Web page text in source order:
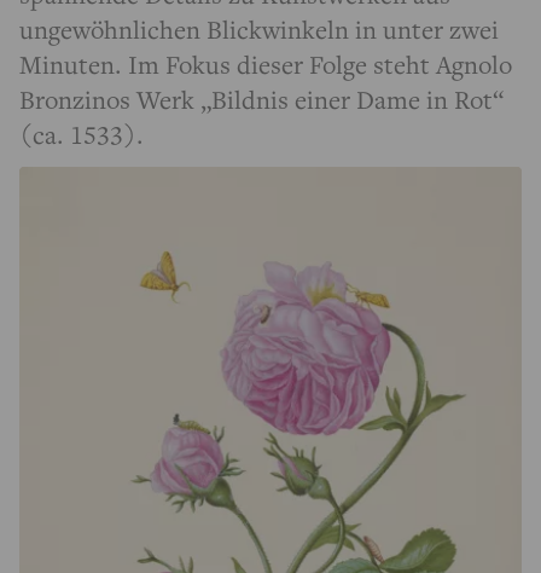
ungewöhnlichen Blickwinkeln in unter zwei
Minuten. Im Fokus dieser Folge steht Agnolo
Bronzinos Werk „Bildnis einer Dame in Rot“
(ca. 1533).